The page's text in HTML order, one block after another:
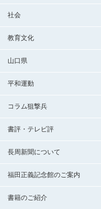
社会
教育文化
山口県
平和運動
コラム狙撃兵
書評・テレビ評
長周新聞について
福田正義記念館のご案内
書籍のご紹介